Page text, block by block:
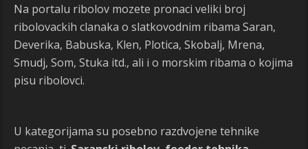
Na portalu ribolov mozete pronaci veliki broj
ribolovackih clanaka o slatkovodnim ribama Saran,
Deverika, Babuska, Klen, Plotica, Skobalj, Mrena,
Smudj, Som, Stuka itd., ali i o morskim ribama o kojima
pisu ribolovci.
U kategorijama su posebno razdvojene tehnike